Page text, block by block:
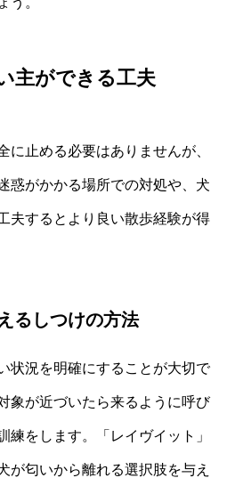
主ができる工夫
に止める必要はありませんが、
惑がかかる場所での対処や、犬
夫するとより良い散歩経験が得
るしつけの方法
状況を明確にすることが大切で
象が近づいたら来るように呼び
練をします。「レイヴイット」
が匂いから離れる選択肢を与え